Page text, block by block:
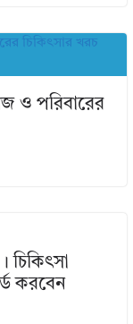
ও পরিবারের
করবেন